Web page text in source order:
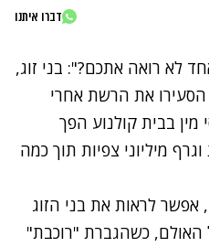
דברו איתנו
לא רואה אתכם?": בני זוג,
הסעירו את הרשת אחרי
בבית קולנוע הפך
מיליוני צפיות תוך כמה
לראות את בני הזוג
האולם, כשהגברת "רוכבת"